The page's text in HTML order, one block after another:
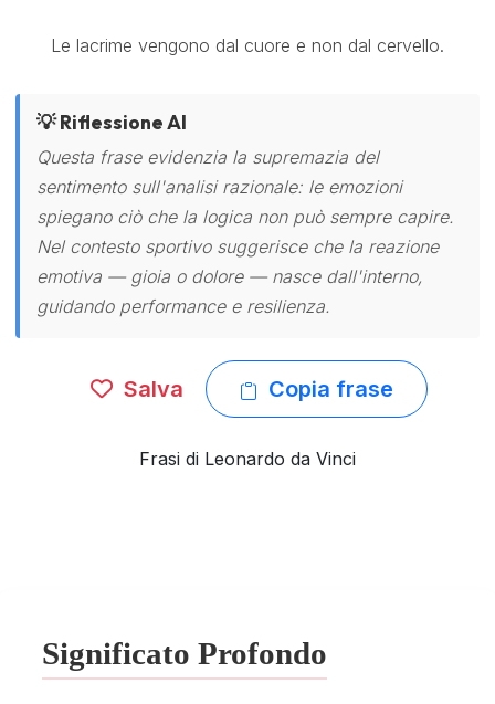
Le lacrime vengono dal cuore e non dal cervello.
💡 Riflessione AI
Questa frase evidenzia la supremazia del
sentimento sull'analisi razionale: le emozioni
spiegano ciò che la logica non può sempre capire.
Nel contesto sportivo suggerisce che la reazione
emotiva — gioia o dolore — nasce dall'interno,
guidando performance e resilienza.
Salva Copia frase
Frasi di Leonardo da Vinci
Significato Profondo